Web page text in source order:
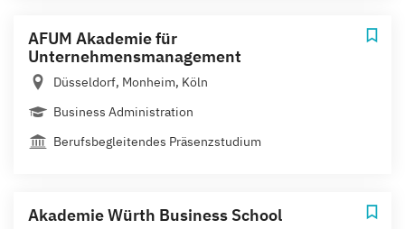
AFUM Akademie für
Unternehmensmanagement
Düsseldorf, Monheim, Köln
Business Administration
Berufsbegleitendes Präsenzstudium
Akademie Würth Business School